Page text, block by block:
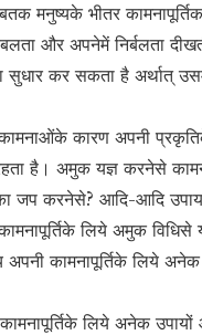
मनुष्यके भीतर
और अपनेमें निर्बलता
कर सकता है अर्थात्
कारण अपनी
है। अमुक यज्ञ करनेसे
जप करनेसे? आदि-आदि
लिये अमुक विधिसे
कामनापूर्तिके लिये अनेक
कामनापूर्तिके लिये अनेक